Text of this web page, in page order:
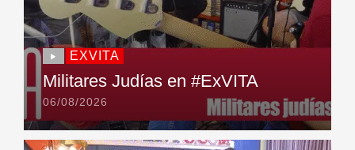
EXVITA
Militares Judías en #ExVITA
06/08/2026